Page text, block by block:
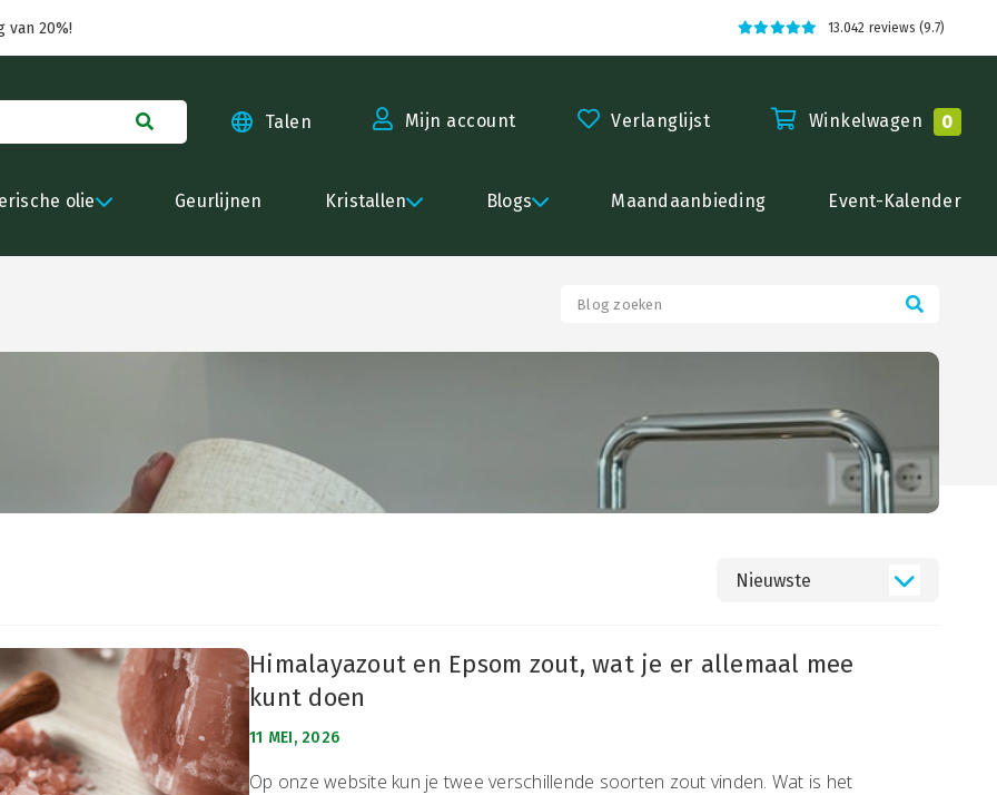
20%! 13.042 reviews (9.7)
Talen Mijn account Verlanglijst Winkelwagen 0
olie Geurlijnen Kristallen Blogs Maandaanbieding Event-Kalender
Nieuwste
Himalayazout en Epsom zout, wat je er allemaal mee
kunt doen
11 MEI, 2026
Op onze website kun je twee verschillende soorten zout vinden. Wat is het